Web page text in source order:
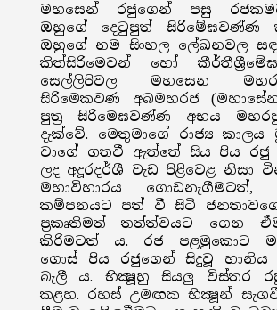
මහසෙන් රජුගෙන් පසු
ඔහුගේ දෙටුපුත් සිරිමේඝවණ්ණ
ඔහුගේ නම සිංහල ලේඛනවල
කිත්සිරිමෙවන් හෝ
සෙල්ලිපිවල මහසෙන
සිරිමෙකවණ අබමහරජ
පුත්‍ර සිරිමෙඝවණ්ණ අභය
දැක්වේ. මෙතුමාගේ රාජ්‍ය
වාගේ ගතවී ඇත්තේ සිය පිය
ලද අදූරදර්ශී වැඩ පිළිවෙළ නිසා
මහාවිහාරය
කම්පනයට පත් වී සිටි
ප්‍රකෘතිමත් තත්ත්වයට ගෙන
කිරිමටත් ය. රජ පළමුකොට
ගොස් පිය රජුගෙන් සිදුවූ හානිය
බැලී ය. භික්‍ෂූහු සියලු විස්තර
කළහ. රහස් උමඟක භික්‍ෂූන්